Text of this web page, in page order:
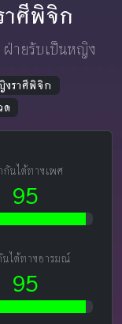
าศีพิจิก
ฝ่ายรับเป็นหญิง
ราศีพิจิก
ด
กันได้ทางเพศ
95
นได้ทางอารมณ์
95